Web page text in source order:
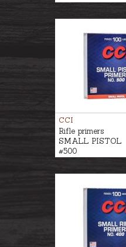
CCI
Rifle primers
SMALL PISTOL
#500